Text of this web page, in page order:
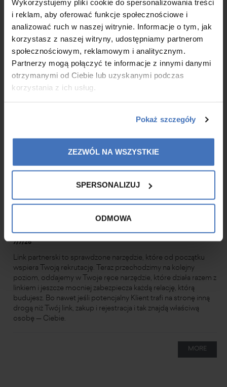
Wykorzystujemy pliki cookie do spersonalizowania treści
i reklam, aby oferować funkcje społecznościowe i
analizować ruch w naszej witrynie. Informacje o tym, jak
korzystasz z naszej witryny, udostępniamy partnerom
społecznościowym, reklamowym i analitycznym.
Partnerzy mogą połączyć te informacje z innymi danymi
otrzymanymi od Ciebie lub uzyskanymi podczas
korzystania z ich usług.
Pokaż szczegóły
ZEZWÓL NA WSZYSTKIE
SPERSONALIZUJ
ODMOWA
MORE
7/7/26
Link partnerski to sprawdzone narzędzie, które od początku
wspiera Twoją rekrutację. Teraz przechodzimy na kolejny
poziom, oddajemy w Twoje ręce narzędzie, które działa razem z
linkiem i jeszcze mocniej zabezpiecza każdą relację, którą
budujesz. Bo nawet jeśli potencjalny Klient trafi na stronę inną
drogą niż Twój link, zakup i rejestracja i tak znajdą właściwą
osobę — Ciebie.
MORE